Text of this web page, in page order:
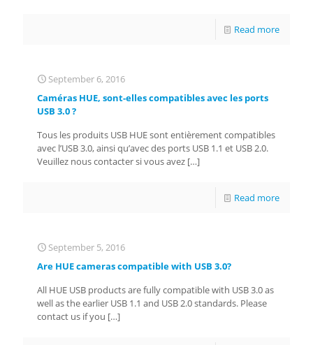
Read more
September 6, 2016
Caméras HUE, sont-elles compatibles avec les ports
USB 3.0 ?
Tous les produits USB HUE sont entièrement compatibles
avec l’USB 3.0, ainsi qu’avec des ports USB 1.1 et USB 2.0.
Veuillez nous contacter si vous avez […]
Read more
September 5, 2016
Are HUE cameras compatible with USB 3.0?
All HUE USB products are fully compatible with USB 3.0 as
well as the earlier USB 1.1 and USB 2.0 standards. Please
contact us if you […]